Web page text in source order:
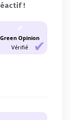
!
Green Opinion
Vérifié